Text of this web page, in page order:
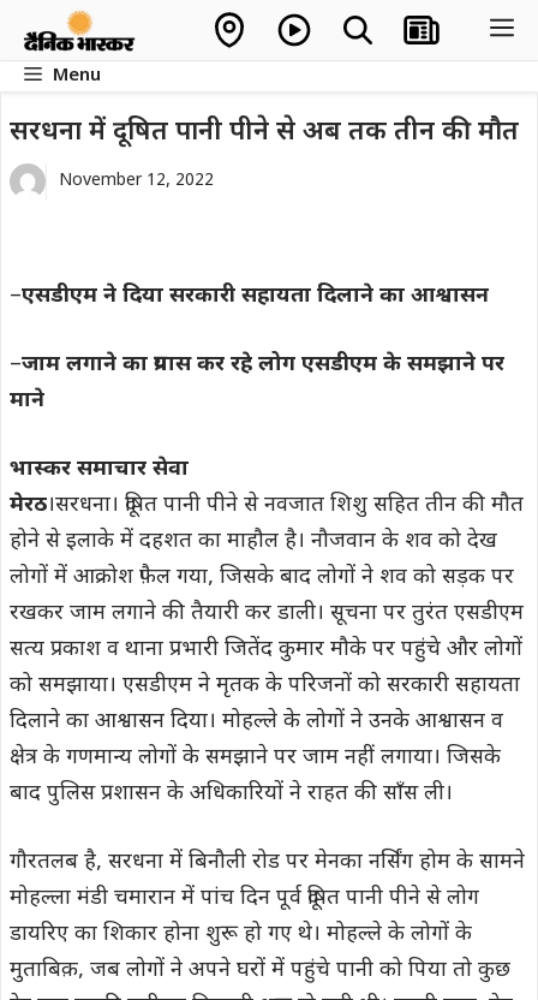
contentMenu
सरधना में दूषित पानी पीने से अब तक तीन की मौत
November 12, 2022
–एसडीएम ने दिया सरकारी सहायता दिलाने का आश्वासन
–जाम लगाने का प्रयास कर रहे लोग एसडीएम के समझाने पर
माने
भास्कर समाचार सेवा
मेरठ।सरधना। दूषित पानी पीने से नवजात शिशु सहित तीन की मौत
होने से इलाके में दहशत का माहौल है। नौजवान के शव को देख
लोगों में आक्रोश फ़ैल गया, जिसके बाद लोगों ने शव को सड़क पर
रखकर जाम लगाने की तैयारी कर डाली। सूचना पर तुरंत एसडीएम
सत्य प्रकाश व थाना प्रभारी जितेंद कुमार मौके पर पहुंचे और लोगों
को समझाया। एसडीएम ने मृतक के परिजनों को सरकारी सहायता
दिलाने का आश्वासन दिया। मोहल्ले के लोगों ने उनके आश्वासन व
क्षेत्र के गणमान्य लोगों के समझाने पर जाम नहीं लगाया। जिसके
बाद पुलिस प्रशासन के अधिकारियों ने राहत की साँस ली।
गौरतलब है, सरधना में बिनौली रोड पर मेनका नर्सिंग होम के सामने
मोहल्ला मंडी चमारान में पांच दिन पूर्व दूषित पानी पीने से लोग
डायरिए का शिकार होना शुरू हो गए थे। मोहल्ले के लोगों के
मुताबिक़, जब लोगों ने अपने घरों में पहुंचे पानी को पिया तो कुछ